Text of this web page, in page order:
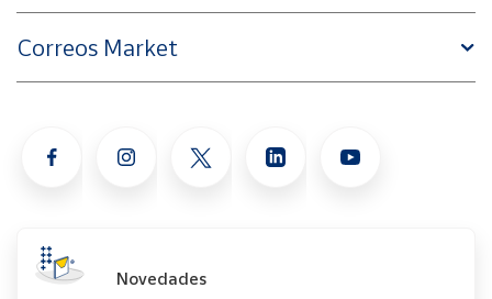
Correos Market
Novedades